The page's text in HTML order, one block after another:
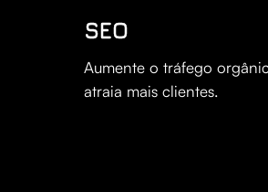
SEO
Aumente o tráfego
atraia mais clientes.